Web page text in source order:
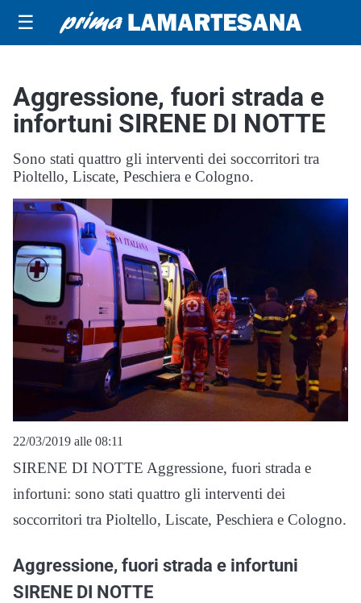
☰
Aggressione, fuori strada e
infortuni SIRENE DI NOTTE
Sono stati quattro gli interventi dei soccorritori tra
Pioltello, Liscate, Peschiera e Cologno.
22/03/2019 alle 08:11
SIRENE DI NOTTE Aggressione, fuori strada e
infortuni: sono stati quattro gli interventi dei
soccorritori tra Pioltello, Liscate, Peschiera e Cologno.
Aggressione, fuori strada e infortuni
SIRENE DI NOTTE